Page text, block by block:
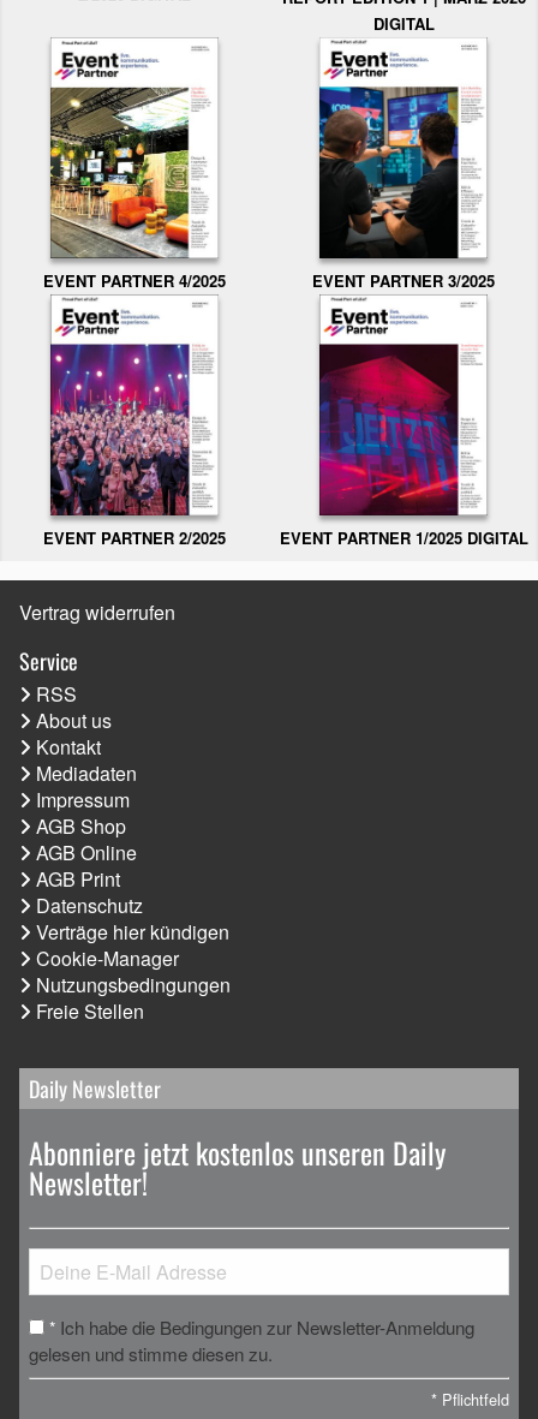
DIGITAL
EVENT PARTNER 4/2025 EVENT PARTNER 3/2025
EVENT PARTNER 2/2025 EVENT PARTNER 1/2025 DIGITAL
Vertrag widerrufen
Service
RSS
About us
Kontakt
Mediadaten
Impressum
AGB Shop
AGB Online
AGB Print
Datenschutz
Verträge hier kündigen
Cookie-Manager
Nutzungsbedingungen
Freie Stellen
Daily Newsletter
Abonniere jetzt kostenlos unseren Daily
Newsletter!
* Ich habe die Bedingungen zur Newsletter-Anmeldung
gelesen und stimme diesen zu.
* Pflichtfeld